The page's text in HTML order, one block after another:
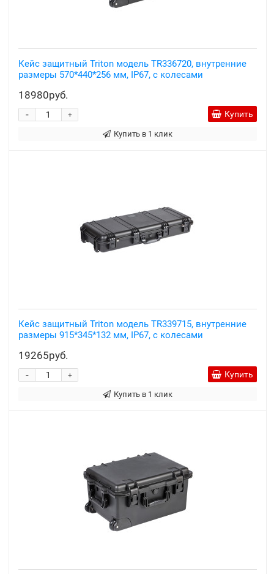
Кейс защитный Triton модель TR336720, внутренние
размеры 570*440*256 мм, IP67, с колесами
18980руб.
+
- Купить
Купить в 1 клик
Кейс защитный Triton модель TR339715, внутренние
размеры 915*345*132 мм, IP67, с колесами
19265руб.
+
- Купить
Купить в 1 клик